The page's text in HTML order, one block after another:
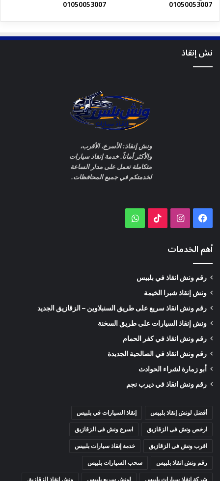
01050053007
01050053007
نش إنقاذ
ونش إنقاذ: الأسرع، الأقرب،
والأكثر أماناً. خدمة إنقاذ سيارات
متكاملة تعمل على مدار الساعة
لخدمتكم في جميع المحافظات.
Facebook
Instagram
TikTok
WhatsApp
أهم الخدمات
رقم ونش انقاذ في بلبيس
ونش إنقاذ شبرا الخيمة
رقم ونش انقاذ سريع على طريق السنبلاوين – الزقازيق الجديد
ونش إنقاذ السيارات على طريق السخنة
رقم ونش انقاذ في كفر الحمام
رقم ونش انقاذ في الصالحية الجديدة
أبو زمارة لشراء الحوادث
رقم ونش انقاذ في ديرب نجم